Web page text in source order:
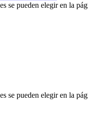
se pueden elegir en la
se pueden elegir en la